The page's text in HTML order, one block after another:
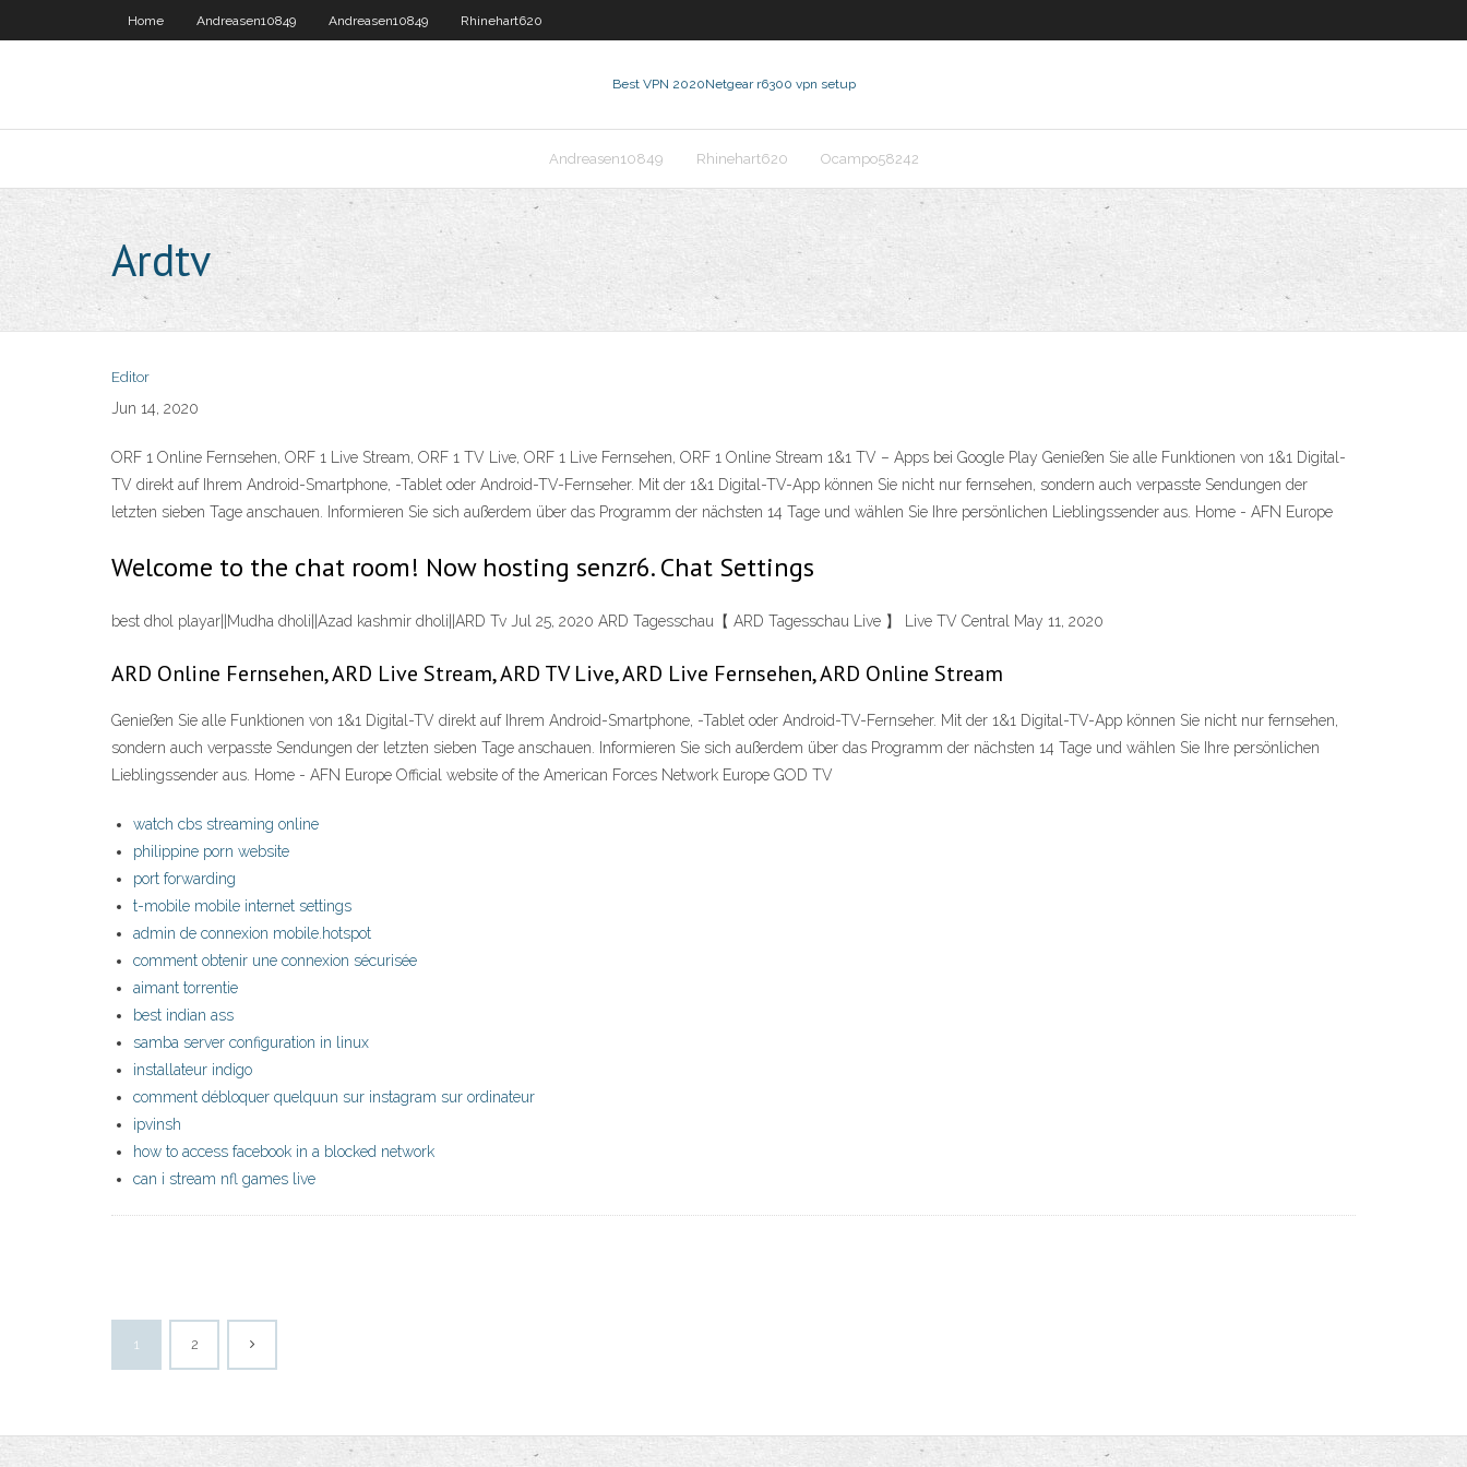
Home Andreasen10849 Andreasen10849 Rhinehart620
Best VPN 2020Netgear r6300 vpn setup
Andreasen10849 Rhinehart620 Ocampo58242
Ardtv
Editor
Jun 14, 2020
ORF 1 Online Fernsehen, ORF 1 Live Stream, ORF 1 TV Live, ORF 1 Live Fernsehen, ORF 1 Online Stream 1&1 TV – Apps bei Google Play Genießen Sie alle Funktionen von 1&1 Digital-
TV direkt auf Ihrem Android-Smartphone, -Tablet oder Android-TV-Fernseher. Mit der 1&1 Digital-TV-App können Sie nicht nur fernsehen, sondern auch verpasste Sendungen der
letzten sieben Tage anschauen. Informieren Sie sich außerdem über das Programm der nächsten 14 Tage und wählen Sie Ihre persönlichen Lieblingssender aus. Home - AFN Europe
Welcome to the chat room! Now hosting senzr6. Chat Settings
best dhol playar||Mudha dholi||Azad kashmir dholi||ARD Tv Jul 25, 2020 ARD Tagesschau【 ARD Tagesschau Live 】 Live TV Central May 11, 2020
ARD Online Fernsehen, ARD Live Stream, ARD TV Live, ARD Live Fernsehen, ARD Online Stream
Genießen Sie alle Funktionen von 1&1 Digital-TV direkt auf Ihrem Android-Smartphone, -Tablet oder Android-TV-Fernseher. Mit der 1&1 Digital-TV-App können Sie nicht nur fernsehen,
sondern auch verpasste Sendungen der letzten sieben Tage anschauen. Informieren Sie sich außerdem über das Programm der nächsten 14 Tage und wählen Sie Ihre persönlichen
Lieblingssender aus. Home - AFN Europe Official website of the American Forces Network Europe GOD TV
watch cbs streaming online
philippine porn website
port forwarding
t-mobile mobile internet settings
admin de connexion mobile.hotspot
comment obtenir une connexion sécurisée
aimant torrentie
best indian ass
samba server configuration in linux
installateur indigo
comment débloquer quelquun sur instagram sur ordinateur
ipvinsh
how to access facebook in a blocked network
can i stream nfl games live
1 2